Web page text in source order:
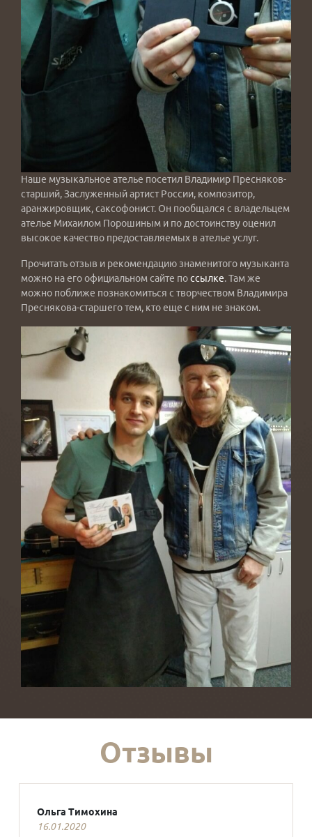
Наше музыкальное ателье посетил Владимир Пресняков-
старший, Заслуженный артист России, композитор,
аранжировщик, саксофонист. Он пообщался с владельцем
ателье Михаилом Порошиным и по достоинству оценил
высокое качество предоставляемых в ателье услуг.
Прочитать отзыв и рекомендацию знаменитого музыканта
можно на его официальном сайте поссылке. Там же
можно поближе познакомиться с творчеством Владимира
Преснякова-старшего тем, кто еще с ним не знаком.
Отзывы
Ольга Тимохина
16.01.2020